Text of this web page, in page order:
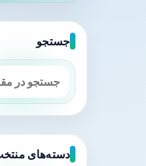
جستجو
دسته‌های